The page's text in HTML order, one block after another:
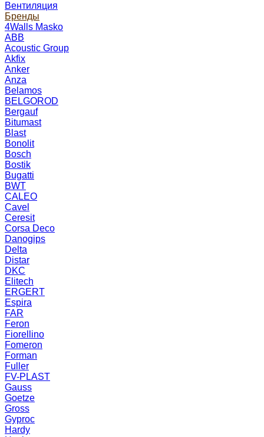
Вентиляция
Бренды
4Walls Masko
ABB
Acoustic Group
Akfix
Anker
Anza
Belamos
BELGOROD
Bergauf
Bitumast
Blast
Bonolit
Bosch
Bostik
Bugatti
BWT
CALEO
Cavel
Ceresit
Corsa Deco
Danogips
Delta
Distar
DKC
Elitech
ERGERT
Espira
FAR
Feron
Fiorellino
Fomeron
Forman
Fuller
FV-PLAST
Gauss
Goetze
Gross
Gyproc
Hardy